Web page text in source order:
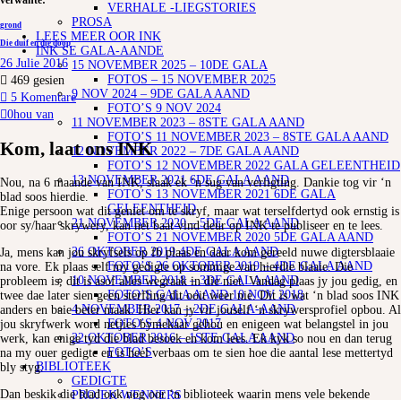
VERHALE -LIEGSTORIES
PROSA
LEES MEER OOR INK
INK SE GALA-AANDE
15 NOVEMBER 2025 – 10DE GALA
FOTOS – 15 NOVEMBER 2025
9 NOV 2024 – 9DE GALA AAND
FOTO’S 9 NOV 2024
11 NOVEMBER 2023 – 8STE GALA AAND
FOTO’S 11 NOVEMBER 2023 – 8STE GALA AAND
12 NOVEMBER 2022 – 7DE GALA AAND
FOTO’S 12 NOVEMBER 2022 GALA GELEENTHEID
13 NOVEMBER 2021 6DE GALA AAND
FOTO’S 13 NOVEMBER 2021 6DE GALA
GELEENTHEID
21 NOVEMBER 2020 – 5DE GALA AAND
FOTO’S 21 NOVEMBER 2020 5DE GALA AAND
26 OKTOBER 2019 4DE GALA AAND
FOTO’S 26 OKTOBER 2019 – 4DE GALA AAND
10 NOVEMBER 2018 – 3DE GALA AAND
FOTO’S GALA AAND 10 NOV 2018
4 NOVEMBER 2017 – 2DE GALA-AAND
FOTO’S 4 NOV 2017
22 OKTOBER 2016 – 1STE GALA AAND
FOTO’S
BIBLIOTEEK
GEDIGTE
PROJEK WENNERS
grond
Die duif en die doop
26 Julie 2016
469 gesien
5 Komentare
0hou van
Kom, laat ons INK
Nou, na 6 maande van INK, slaak ek ‘n sug van verligting. Dankie tog vir ‘n
blad soos hierdie.
Enige persoon wat dit geniet om te skryf, maar wat terselfdertyd ook ernstig is
oor sy/haar skrywery, kan net baat vind deur op INK te publiseer en te lees.
Ja, mens kan jou skryfsels op fb plaas en daar kom gereeld nuwe digtersblaaie
na vore. Ek plaas self my gedigte op sommige van hierdie blaaie. Die
probleem is, dit is asof alles wegraak in die niet. Vandag plaas jy jou gedig, en
twee dae later sien geen sterfling dit ooit weer nie. Dit is wat ‘n blad soos INK
anders en baie beter maak. Hier kan jy vir jouself ‘n skrywersprofiel opbou. Al
jou skryfwerk word netjies bymekaar gehou en enigeen wat belangstel in jou
werk, kan enige tyd die blad besoek en kom lees. Ek kyk so nou en dan terug
na my ouer gedigte en is heel verbaas om te sien hoe die aantal lese mettertyd
bly styg.
Dan beskik die blad ook nog oor ‘n biblioteek waarin mens vele bekende